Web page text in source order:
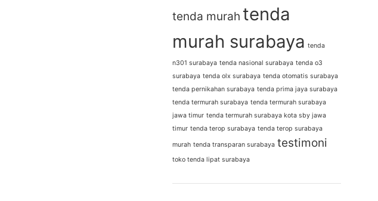
tenda murah tenda
murah surabaya tenda
n301 surabaya tenda nasional surabaya tenda o3
surabaya tenda olx surabaya tenda otomatis surabaya
tenda pernikahan surabaya tenda prima jaya surabaya
tenda termurah surabaya tenda termurah surabaya
jawa timur tenda termurah surabaya kota sby jawa
timur tenda terop surabaya tenda terop surabaya
murah tenda transparan surabaya testimoni
toko tenda lipat surabaya